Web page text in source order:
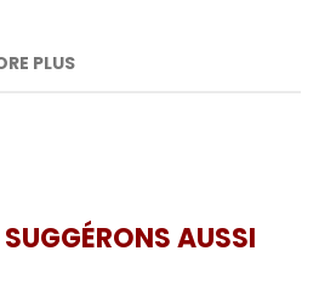
PLUS
AUSSI